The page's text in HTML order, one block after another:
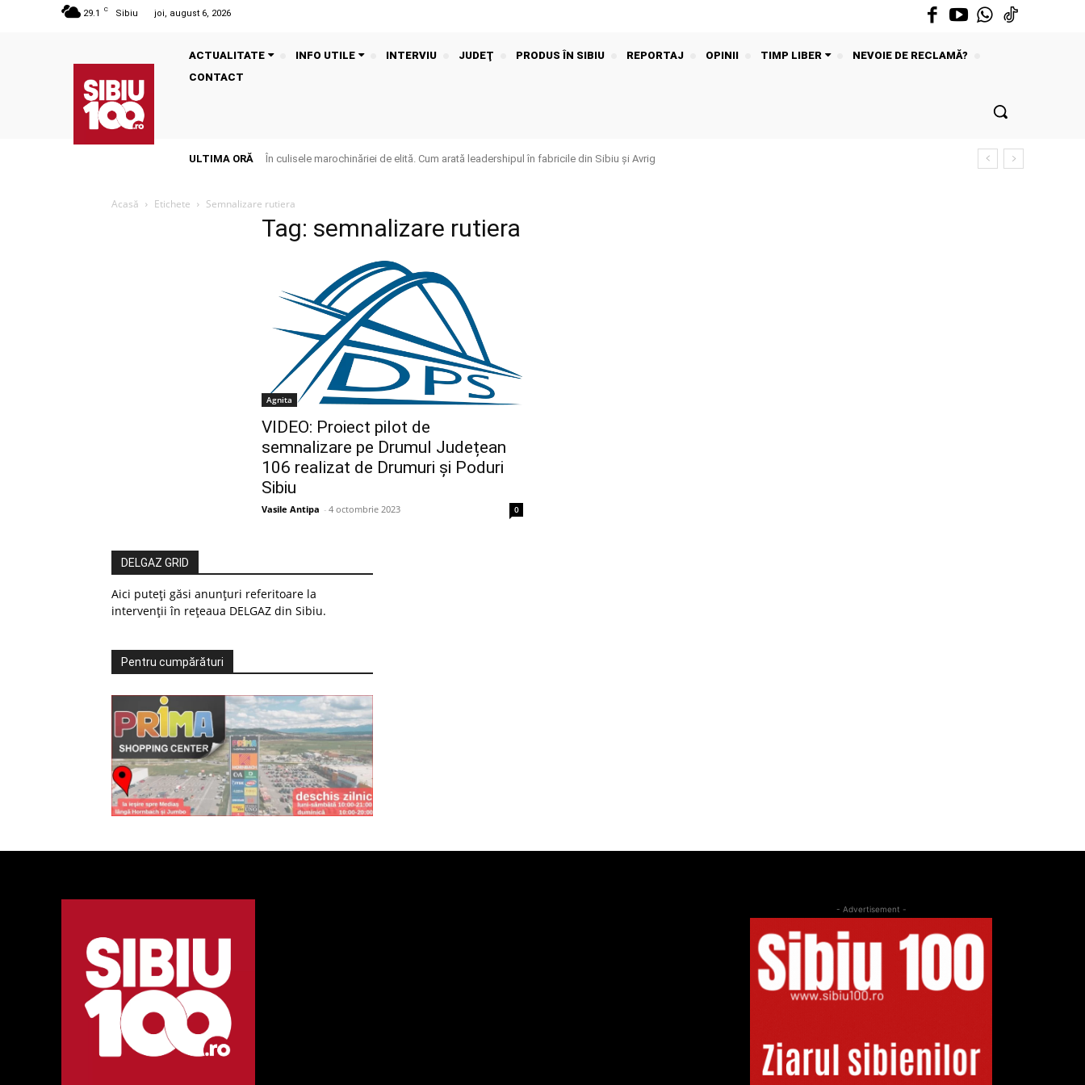
29.1 C Sibiu joi, august 6, 2026
ACTUALITATE INFO UTILE INTERVIU JUDEŢ PRODUS ÎN SIBIU REPORTAJ OPINII TIMP LIBER
NEVOIE DE RECLAMĂ?
CONTACT
ULTIMA ORĂ În culisele marochinăriei de elită. Cum arată leadershipul în fabricile din Sibiu și Avrig
Acasă Etichete Semnalizare rutiera
Tag: semnalizare rutiera
Agnita
VIDEO: Proiect pilot de
semnalizare pe Drumul Județean
106 realizat de Drumuri și Poduri
Sibiu
Vasile Antipa - 4 octombrie 2023 0
DELGAZ GRID
Aici puteți găsi anunțuri referitoare la
intervenții în rețeaua DELGAZ din Sibiu.
Pentru cumpărături
- Advertisement -